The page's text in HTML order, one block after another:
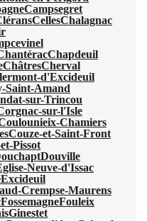
Campsegret
CellesChalagnac
Chapdeuil
ChâtresCherval
d'Excideuil
Saint-Amand
sur-Trincou
sur-l'Isle
Chamiers
Couze-et-Saint-Front
Pissot
Douville
Neuve-d'Issac
Excideuil
Crempse-Maurens
FossemagneFouleix
Ginestet